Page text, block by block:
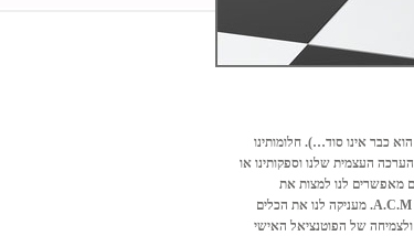
כבר אינו סוד…). חלומותינו
העצמית שלנו וספקותינו או
מאפשרים לנו למצות את
הפוטנציאל ולהצליח במידה האפשרית. שיטת A.C.M. מעניקה לנו את הכלים
של הפוטנציאל האישי